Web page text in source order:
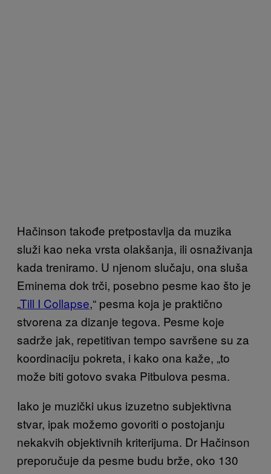
Hačinson takođe pretpostavlja da muzika
služi kao neka vrsta olakšanja, ili osnaživanja
kada treniramo. U njenom slučaju, ona sluša
Eminema dok trči, posebno pesme kao što je
„Till I Collapse,“ pesma koja je praktično
stvorena za dizanje tegova. Pesme koje
sadrže jak, repetitivan tempo savršene su za
koordinaciju pokreta, i kako ona kaže, „to
može biti gotovo svaka Pitbulova pesma.
Iako je muzički ukus izuzetno subjektivna
stvar, ipak možemo govoriti o postojanju
nekakvih objektivnih kriterijuma. Dr Hačinson
preporučuje da pesme budu brže, oko 130